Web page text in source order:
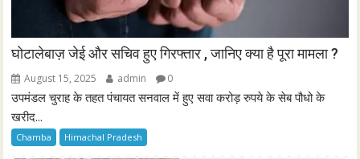
घोटालेबाज़ जेई और सचिव हुए गिरफ्तार , जानिए क्या है पूरा मामला ?
August 15, 2025 admin 0
उपमंडल चुराह के तहत पंचायत सनवाल में हुए सवा करोड़ रुपये के सेब पौधो के
खरीद...
Chamba Himachal Pradesh